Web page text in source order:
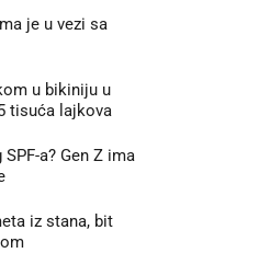
je u vezi sa
u bikiniju u
tisuća lajkova
a? Gen Z ima
iz stana, bit